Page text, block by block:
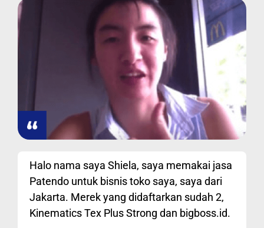
Halo nama saya Shiela, saya memakai jasa
Patendo untuk bisnis toko saya, saya dari
Jakarta. Merek yang didaftarkan sudah 2,
Kinematics Tex Plus Strong dan bigboss.id.